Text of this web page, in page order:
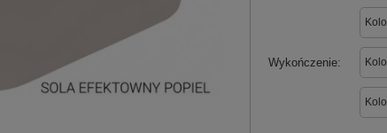
Wykończenie